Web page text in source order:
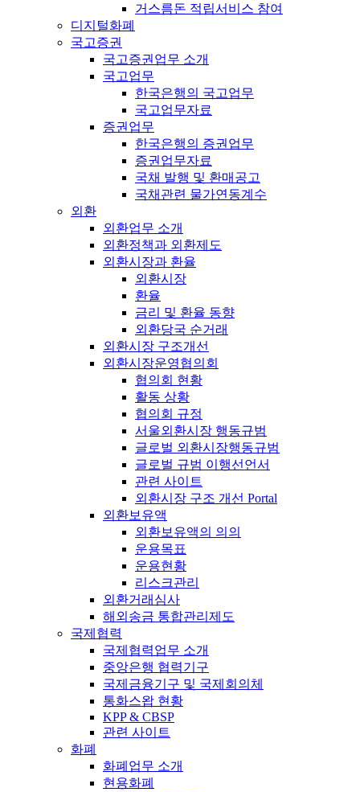
거스름돈 적립서비스 참여
디지털화폐
국고증권
국고증권업무 소개
국고업무
한국은행의 국고업무
국고업무자료
증권업무
한국은행의 증권업무
증권업무자료
국채 발행 및 환매공고
국채관련 물가연동계수
외환
외환업무 소개
외환정책과 외환제도
외환시장과 환율
외환시장
환율
금리 및 환율 동향
외환당국 순거래
외환시장 구조개선
외환시장운영협의회
협의회 현황
활동 상황
협의회 규정
서울외환시장 행동규범
글로벌 외환시장행동규범
글로벌 규범 이행선언서
관련 사이트
외환시장 구조 개선 Portal
외환보유액
외환보유액의 의의
운용목표
운용현황
리스크관리
외환거래심사
해외송금 통합관리제도
국제협력
국제협력업무 소개
중앙은행 협력기구
국제금융기구 및 국제회의체
통화스왑 현황
KPP & CBSP
관련 사이트
화폐
화폐업무 소개
현용화폐